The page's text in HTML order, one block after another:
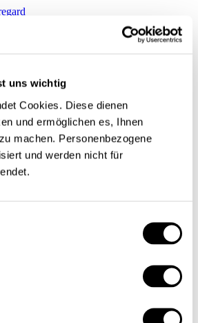
uns wichtig
Cookies. Diese dienen
und ermöglichen es, Ihnen
machen. Personenbezogene
und werden nicht für
nous?
données/Conditions d’utilisation